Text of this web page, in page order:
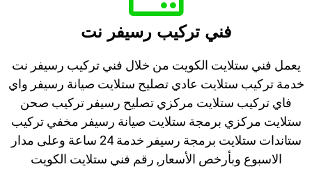
فني تركيب رسيفر نت
يعمل فني ستلايت الكويت من خلال فني تركيب رسيفر نت
خدمة تركيب ستلايت عادي تصليح ستلايت صيانة رسيفر واي
فاي تركيب ستلايت مركزي تصليح رسيفر تركيب صحن
ستلايت مركزي برمجة ستلايت صيانة رسيفر مخفي تركيب
ستاندات ستلايت برمجة رسيفر خدمة 24 ساعة وعلى مدار
الاسبوع وبأرخص الأسعار, رقم فني ستلايت الكويت